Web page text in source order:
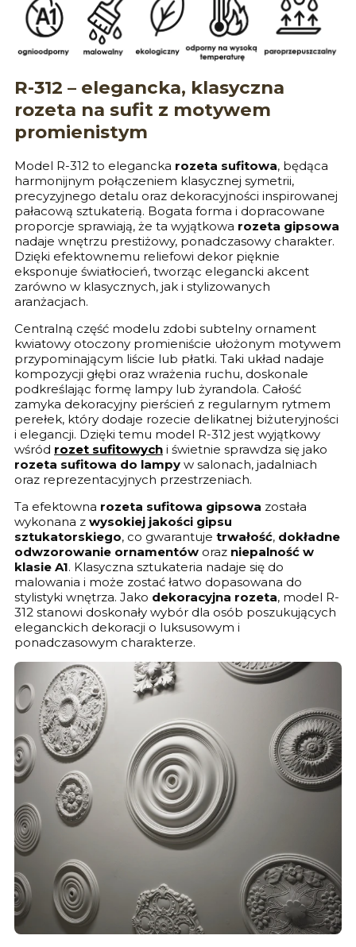
R-312 – elegancka, klasyczna
rozeta na sufit z motywem
promienistym
Model R-312 to elegancka rozeta sufitowa, będąca
harmonijnym połączeniem klasycznej symetrii,
precyzyjnego detalu oraz dekoracyjności inspirowanej
pałacową sztukaterią. Bogata forma i dopracowane
proporcje sprawiają, że ta wyjątkowa rozeta gipsowa
nadaje wnętrzu prestiżowy, ponadczasowy charakter.
Dzięki efektownemu reliefowi dekor pięknie
eksponuje światłocień, tworząc elegancki akcent
zarówno w klasycznych, jak i stylizowanych
aranżacjach.
Centralną część modelu zdobi subtelny ornament
kwiatowy otoczony promieniście ułożonym motywem
przypominającym liście lub płatki. Taki układ nadaje
kompozycji głębi oraz wrażenia ruchu, doskonale
podkreślając formę lampy lub żyrandola. Całość
zamyka dekoracyjny pierścień z regularnym rytmem
perełek, który dodaje rozecie delikatnej biżuteryjności
i elegancji. Dzięki temu model R-312 jest wyjątkowy
wśród rozet sufitowych i świetnie sprawdza się jako
rozeta sufitowa do lampy w salonach, jadalniach
oraz reprezentacyjnych przestrzeniach.
Ta efektowna rozeta sufitowa gipsowa została
wykonana z wysokiej jakości gipsu
sztukatorskiego, co gwarantuje trwałość, dokładne
odwzorowanie ornamentów oraz niepalność w
klasie A1. Klasyczna sztukateria nadaje się do
malowania i może zostać łatwo dopasowana do
stylistyki wnętrza. Jako dekoracyjna rozeta, model R-
312 stanowi doskonały wybór dla osób poszukujących
eleganckich dekoracji o luksusowym i
ponadczasowym charakterze.